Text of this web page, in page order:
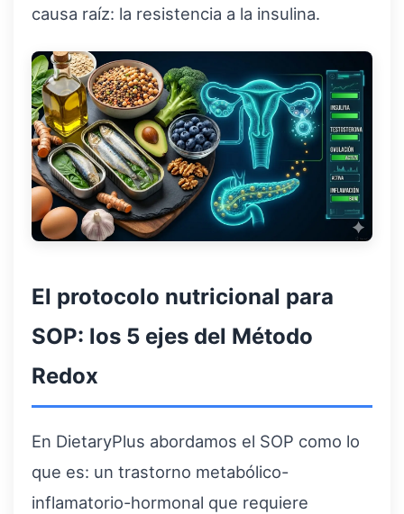
causa raíz: la resistencia a la insulina.
El protocolo nutricional para
SOP: los 5 ejes del Método
Redox
En DietaryPlus abordamos el SOP como lo
que es: un trastorno metabólico-
inflamatorio-hormonal que requiere